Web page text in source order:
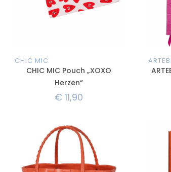
CHIC MIC
CHIC MIC Pouch „XOXO
Herzen“
€11,90